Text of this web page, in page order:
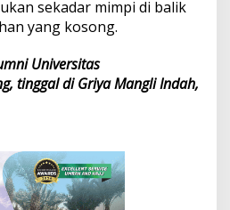
sekadar mimpi di balik
yang kosong.
Universitas
tinggal di Griya Mangli Indah,